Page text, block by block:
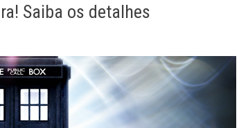
Saiba os detalhes